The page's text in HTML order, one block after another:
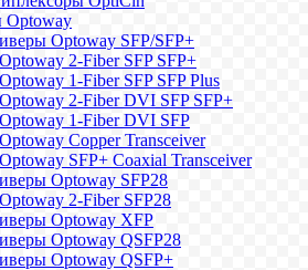
Optoway
Optoway SFP/SFP+
Optoway 2-Fiber SFP SFP+
Optoway 1-Fiber SFP SFP Plus
Optoway 2-Fiber DVI SFP SFP+
Optoway 1-Fiber DVI SFP
Optoway Copper Transceiver
Optoway SFP+ Coaxial Transceiver
Optoway SFP28
Optoway 2-Fiber SFP28
Optoway XFP
Optoway QSFP28
Optoway QSFP+